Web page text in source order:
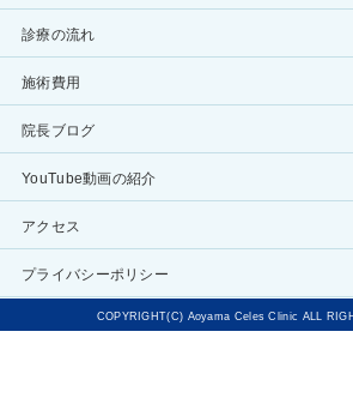
診療の流れ
施術費用
院長ブログ
YouTube動画の紹介
アクセス
プライバシーポリシー
COPYRIGHT(C) Aoyama Celes Clinic ALL